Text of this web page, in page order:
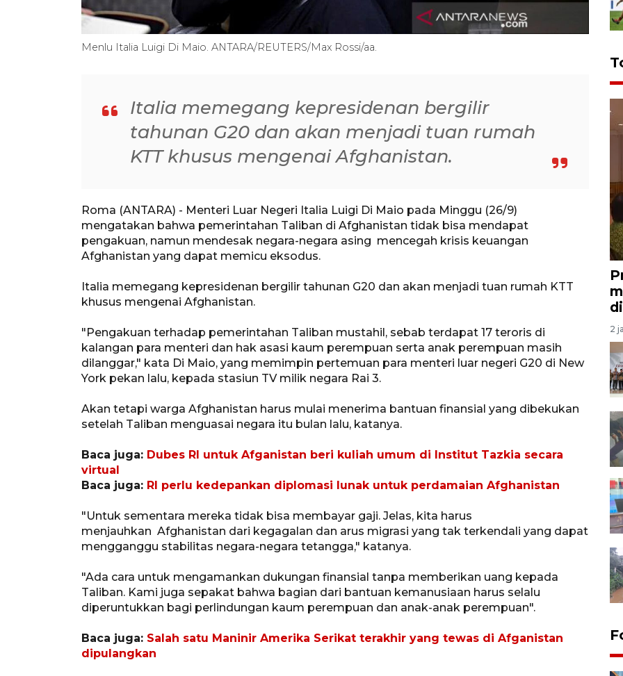
Menlu Italia Luigi Di Maio. ANTARA/REUTERS/Max Rossi/aa.
Italia memegang kepresidenan bergilir
tahunan G20 dan akan menjadi tuan rumah
KTT khusus mengenai Afghanistan.
Roma (ANTARA) - Menteri Luar Negeri Italia Luigi Di Maio pada Minggu (26/9)
mengatakan bahwa pemerintahan Taliban di Afghanistan tidak bisa mendapat
pengakuan, namun mendesak negara-negara asing mencegah krisis keuangan
Afghanistan yang dapat memicu eksodus.
Italia memegang kepresidenan bergilir tahunan G20 dan akan menjadi tuan rumah KTT
khusus mengenai Afghanistan.
"Pengakuan terhadap pemerintahan Taliban mustahil, sebab terdapat 17 teroris di
kalangan para menteri dan hak asasi kaum perempuan serta anak perempuan masih
dilanggar," kata Di Maio, yang memimpin pertemuan para menteri luar negeri G20 di New
York pekan lalu, kepada stasiun TV milik negara Rai 3.
Akan tetapi warga Afghanistan harus mulai menerima bantuan finansial yang dibekukan
setelah Taliban menguasai negara itu bulan lalu, katanya.
Baca juga: Dubes RI untuk Afganistan beri kuliah umum di Institut Tazkia secara
virtual
Baca juga: RI perlu kedepankan diplomasi lunak untuk perdamaian Afghanistan
"Untuk sementara mereka tidak bisa membayar gaji. Jelas, kita harus
menjauhkan Afghanistan dari kegagalan dan arus migrasi yang tak terkendali yang dapat
mengganggu stabilitas negara-negara tetangga," katanya.
"Ada cara untuk mengamankan dukungan finansial tanpa memberikan uang kepada
Taliban. Kami juga sepakat bahwa bagian dari bantuan kemanusiaan harus selalu
diperuntukkan bagi perlindungan kaum perempuan dan anak-anak perempuan".
Baca juga: Salah satu Maninir Amerika Serikat terakhir yang tewas di Afganistan
dipulangkan
2